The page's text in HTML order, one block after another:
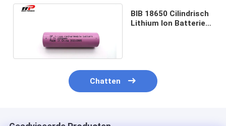
BIB 18650 Cilindrisch
Lithium Ion Batteries
Chatten